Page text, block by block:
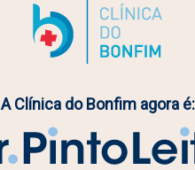
A Clínica do Bonfim agora é: